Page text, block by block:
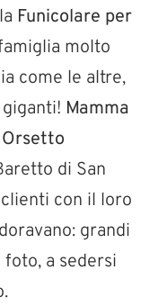
Funicolare per
molto
come le altre,
Mamma
di San
con il loro
grandi
a sedersi